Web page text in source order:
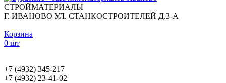
СТРОЙМАТЕРИАЛЫ
Г. ИВАНОВО УЛ. СТАНКОСТРОИТЕЛЕЙ Д.3-А
Корзина
0 шт
+7 (4932) 345-217
+7 (4932) 23-41-02